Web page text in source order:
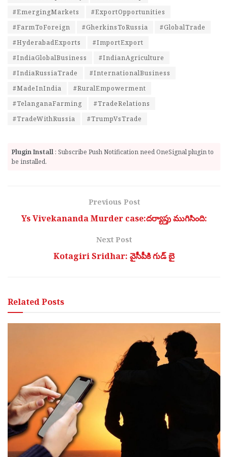
#EmergingMarkets
#ExportOpportunities
#FarmToForeign
#GherkinsToRussia
#GlobalTrade
#HyderabadExports
#ImportExport
#IndiaGlobalBusiness
#IndianAgriculture
#IndiaRussiaTrade
#InternationalBusiness
#MadeInIndia
#RuralEmpowerment
#TelanganaFarming
#TradeRelations
#TradeWithRussia
#TrumpVsTrade
Plugin Install : Subscribe Push Notification need OneSignal plugin to
be installed.
Previous Post
Ys Vivekananda Murder case:దర్యాప్తు ముగిసింది:
Next Post
Kotagiri Sridhar: వైసీపీకి గుడ్ బై
RelatedPosts